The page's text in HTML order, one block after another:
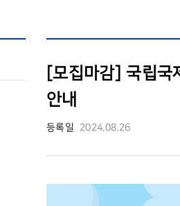
[모집마감] 국립국
안내
등록일 2024.08.26